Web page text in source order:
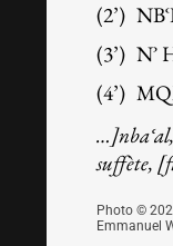
(2’)
(3’) Nʾ
(4’)
suffète,
Photo ©
Emmanuel